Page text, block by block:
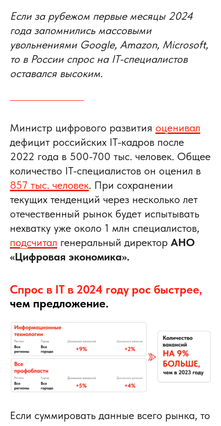
Если за рубежом первые месяцы 2024
года запомнились массовыми
увольнениями Google, Amazon, Microsoft,
то в России спрос на IT-специалистов
оставался высоким.
Министр цифрового развития оценивал
дефицит российских IT-кадров после
2022 года в 500-700 тыс. человек. Общее
количество IT-специалистов он оценил в
857 тыс. человек. При сохранении
текущих тенденций через несколько лет
отечественный рынок будет испытывать
нехватку уже около 1 млн специалистов,
подсчитал генеральный директор АНО
«Цифровая экономика».
Спрос в IT в 2024 году рос быстрее,
чем предложение.
Если суммировать данные всего рынка, то